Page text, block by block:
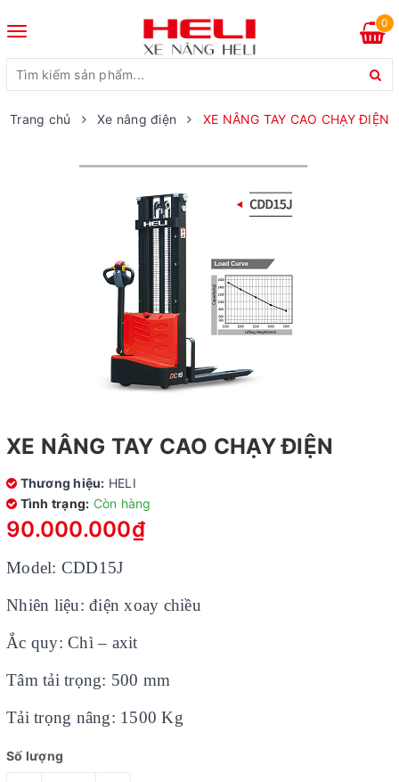
Toggle
0
Trang chủ Xe nâng điện XE NÂNG TAY CAO CHẠY ĐIỆN
XE NÂNG TAY CAO CHẠY ĐIỆN
Thương hiệu: HELI
Tình trạng: Còn hàng
90.000.000₫
Model: CDD15J
Nhiên liệu: điện xoay chiều
Ắc quy: Chì – axit
Tâm tải trọng: 500 mm
Tải trọng nâng: 1500 Kg
Số lượng